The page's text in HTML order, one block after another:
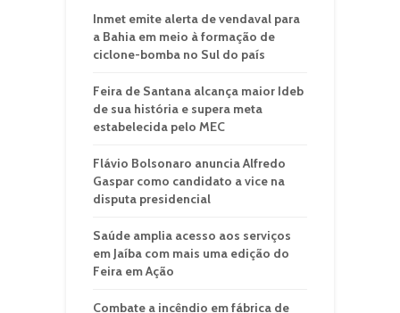
Inmet emite alerta de vendaval para
a Bahia em meio à formação de
ciclone-bomba no Sul do país
Feira de Santana alcança maior Ideb
de sua história e supera meta
estabelecida pelo MEC
Flávio Bolsonaro anuncia Alfredo
Gaspar como candidato a vice na
disputa presidencial
Saúde amplia acesso aos serviços
em Jaíba com mais uma edição do
Feira em Ação
Combate a incêndio em fábrica de